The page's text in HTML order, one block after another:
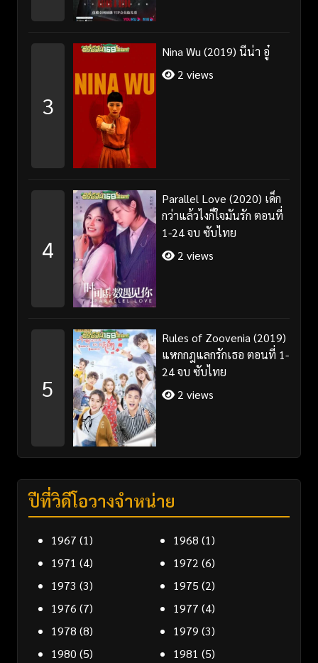
3
Nina Wu (2019) นีน่า อู๋
2 views
4
Parallel Love (2020) เด็ก
กว่าแล้วไงก็ใจมันรัก ตอนที่
1-24 จบ ซับไทย
2 views
5
Rules of Zoovenia (2019)
แหกกฎแลกรักเธอ ตอนที่ 1-
24 จบ ซับไทย
2 views
ปีที่วิดีโอวางจำหน่าย
1967 (1) 1968 (1)
1971 (4) 1972 (6)
1973 (3) 1975 (2)
1976 (7) 1977 (4)
1978 (8) 1979 (3)
1980 (5) 1981 (5)